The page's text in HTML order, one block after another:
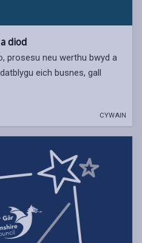
diod
prosesu neu werthu bwyd a
eich busnes, gall
CYWAIN